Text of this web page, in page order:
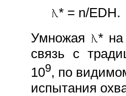
* = n/EDH.
Умножая
*
связь с
109, по
испытания